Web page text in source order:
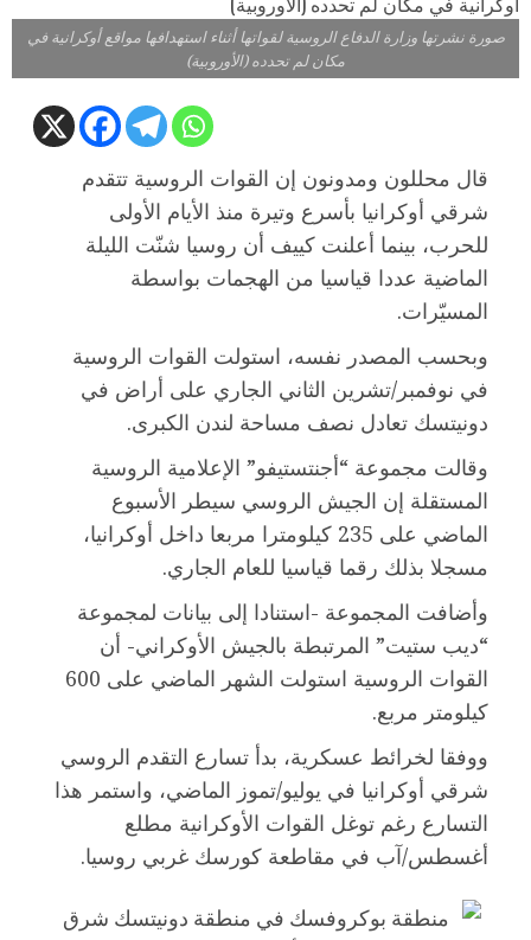
صورة نشرتها وزارة الدفاع الروسية لقواتها أثناء استهدافها مواقع أوكرانية في
مكان لم تحدده (الأوروبية)
قال محللون ومدونون إن القوات الروسية تتقدم
شرقي أوكرانيا بأسرع وتيرة منذ الأيام الأولى
للحرب، بينما أعلنت كييف أن روسيا شنّت الليلة
الماضية عددا قياسيا من الهجمات بواسطة
المسيّرات.
وبحسب المصدر نفسه، استولت القوات الروسية
في نوفمبر/تشرين الثاني الجاري على أراض في
دونيتسك تعادل نصف مساحة لندن الكبرى.
وقالت مجموعة “أجنتستيفو” الإعلامية الروسية
المستقلة إن الجيش الروسي سيطر الأسبوع
الماضي على 235 كيلومترا مربعا داخل أوكرانيا،
مسجلا بذلك رقما قياسيا للعام الجاري.
وأضافت المجموعة -استنادا إلى بيانات لمجموعة
“ديب ستيت” المرتبطة بالجيش الأوكراني- أن
القوات الروسية استولت الشهر الماضي على 600
كيلومتر مربع.
ووفقا لخرائط عسكرية، بدأ تسارع التقدم الروسي
شرقي أوكرانيا في يوليو/تموز الماضي، واستمر هذا
التسارع رغم توغل القوات الأوكرانية مطلع
أغسطس/آب في مقاطعة كورسك غربي روسيا.